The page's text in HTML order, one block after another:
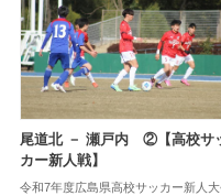
尾道北 － 瀬戸内 ②【高校サ
カー新人戦】
令和7年度広島県高校サッカー新人